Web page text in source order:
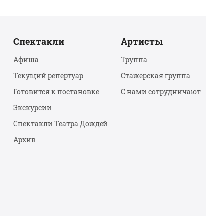
Спектакли
Афиша
Текущий репертуар
Готовится к постановке
Экскурсии
Спектакли Театра Дождей
Архив
Артисты
Труппа
Стажерская группа
С нами сотрудничают